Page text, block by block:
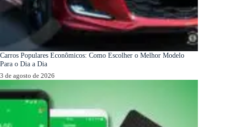
Carros Populares Econômicos: Como Escolher o Melhor Modelo
Para o Dia a Dia
3 de agosto de 2026